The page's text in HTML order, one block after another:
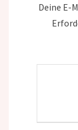
Deine E-